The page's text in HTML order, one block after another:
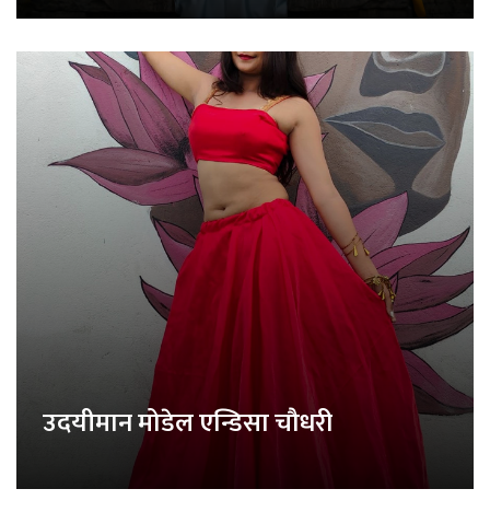
उदयीमान मोडेल एन्डिसा चौधरी